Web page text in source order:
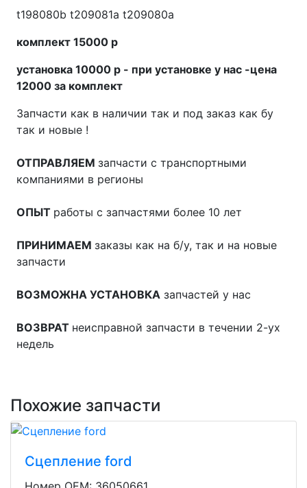
t198080b t209081a t209080a
комплект 15000 р
установка 10000 р - при установке у нас -цена
12000 за комплект
Запчасти как в наличии так и под заказ как бу
так и новые !
ОТПРАВЛЯЕМ запчасти с транспортными
компаниями в регионы
ОПЫТ работы с запчастями более 10 лет
ПРИНИМАЕМ заказы как на б/у, так и на новые
запчасти
ВОЗМОЖНА УСТАНОВКА запчастей у нас
ВОЗВРАТ неисправной запчасти в течении 2-ух
недель
Похожие запчасти
Сцепление ford